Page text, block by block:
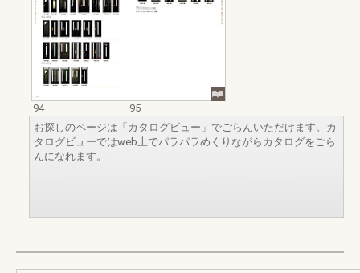
94
95
お探しのページは「カタログビュー」でごらんいただけます。カ
タログビューではweb上でパラパラめくりながらカタログをごら
んになれます。